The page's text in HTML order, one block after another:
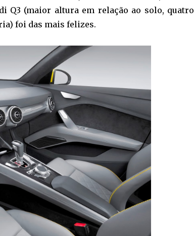
Q3 (maior altura em relação ao solo, quatro
foi das mais felizes.